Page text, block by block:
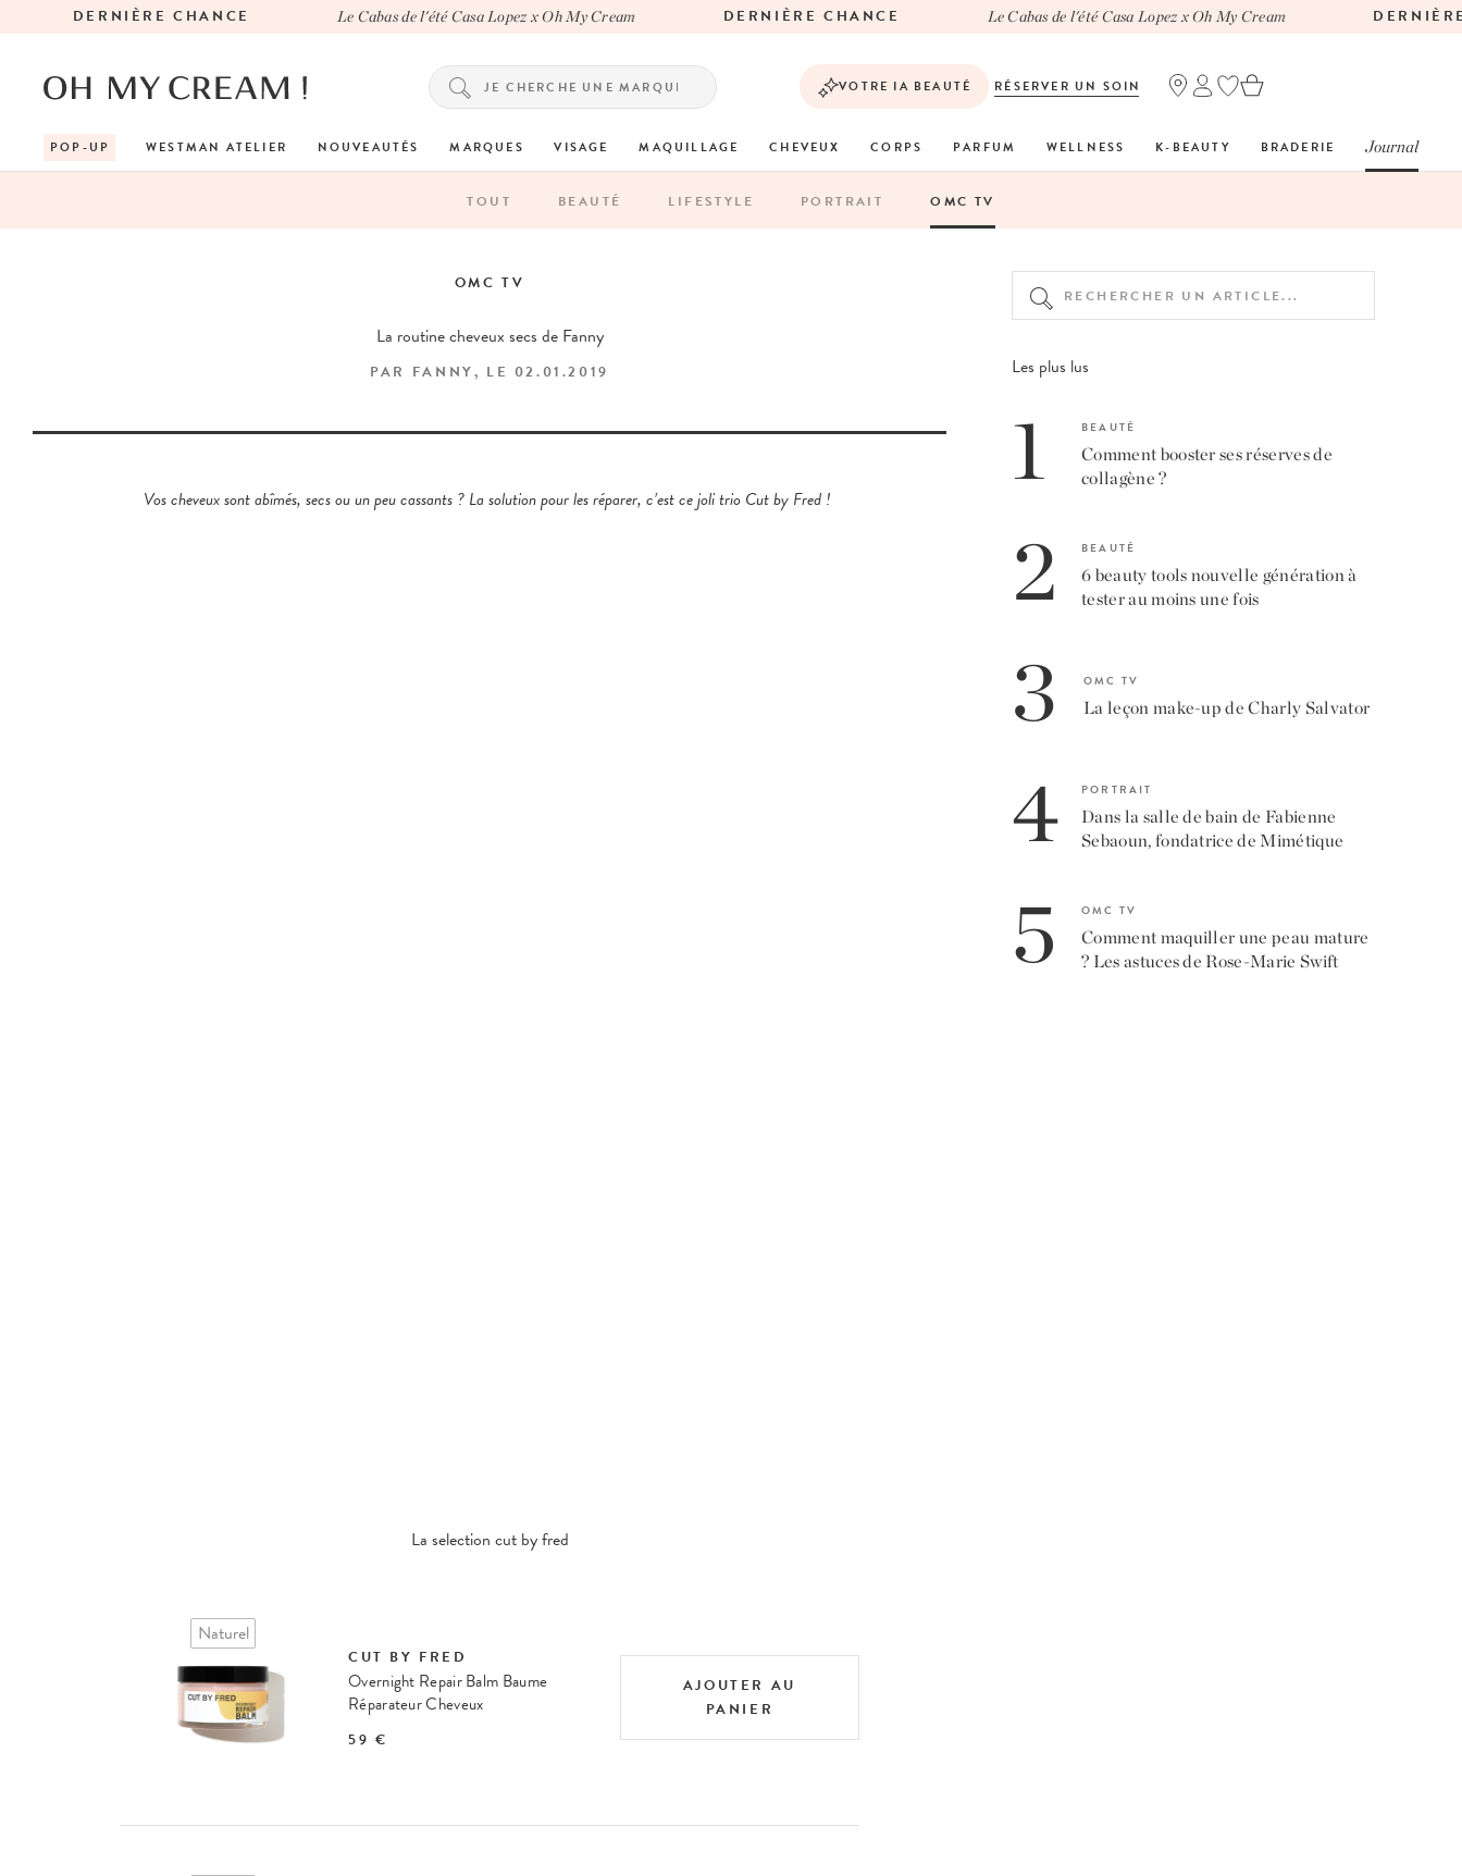
DERNIÈRE CHANCE Le Cabas de l'été Casa Lopez x Oh My Cream DERNIÈRE CHANCE Le Cabas de l'été Casa Lopez x Oh My Cream DERNIÈRE
VOTRE IA BEAUTÉ RÉSERVER UN SOIN
POP-UP WESTMAN ATELIER NOUVEAUTÉS MARQUES VISAGE MAQUILLAGE CHEVEUX CORPS PARFUM WELLNESS K-BEAUTY BRADERIE Journal
TOUT BEAUTÉ LIFESTYLE PORTRAIT OMC TV
OMC TV
La routine cheveux secs de Fanny
PAR FANNY, LE 02.01.2019
Vos cheveux sont abîmés, secs ou un peu cassants ? La solution pour les réparer, c’est ce joli trio Cut by Fred !
La selection cut by fred
Naturel
CUT BY FRED
Overnight Repair Balm Baume
Réparateur Cheveux
59 €
AJOUTER AU
PANIER
Les plus lus
1 BEAUTÉ
Comment booster ses réserves de
collagène ?
2 BEAUTÉ
6 beauty tools nouvelle génération à
tester au moins une fois
3 OMC TV
La leçon make-up de Charly Salvator
4 PORTRAIT
Dans la salle de bain de Fabienne
Sebaoun, fondatrice de Mimétique
5 OMC TV
Comment maquiller une peau mature
? Les astuces de Rose-Marie Swift